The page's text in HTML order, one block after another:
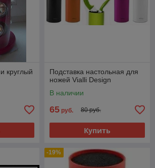
круглый
Подставка настольная для
ножей Vialli Design
В наличии
65 руб. 80 руб.
Купить
-19%